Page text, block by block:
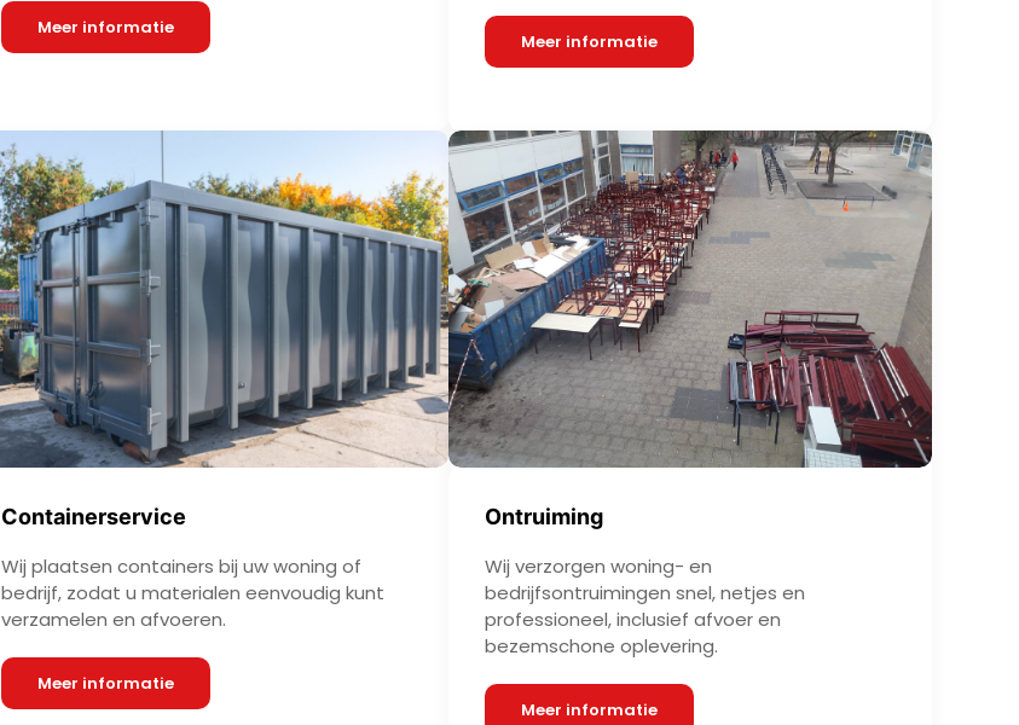
Meer informatie
Meer informatie
Containerservice
Wij plaatsen containers bij uw woning of
bedrijf, zodat u materialen eenvoudig kunt
verzamelen en afvoeren.
Meer informatie
Ontruiming
Wij verzorgen woning- en
bedrijfsontruimingen snel, netjes en
professioneel, inclusief afvoer en
bezemschone oplevering.
Meer informatie